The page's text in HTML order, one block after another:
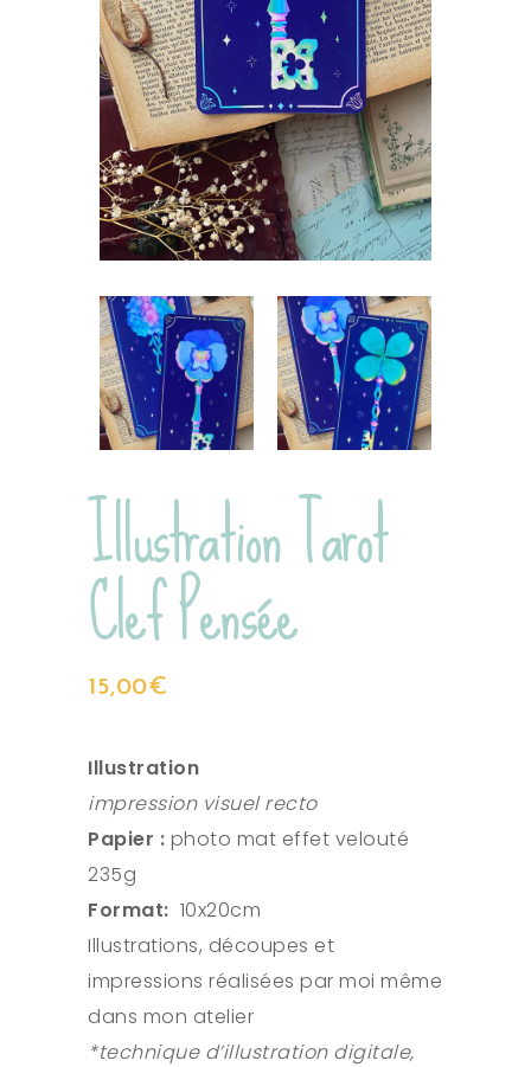
Illustration Tarot
Clef Pensée
15,00€
Illustration
impression visuel recto
Papier : photo mat effet velouté
235g
Format: 10x20cm
Illustrations, découpes et
impressions réalisées par moi même
dans mon atelier
*technique d’illustration digitale,